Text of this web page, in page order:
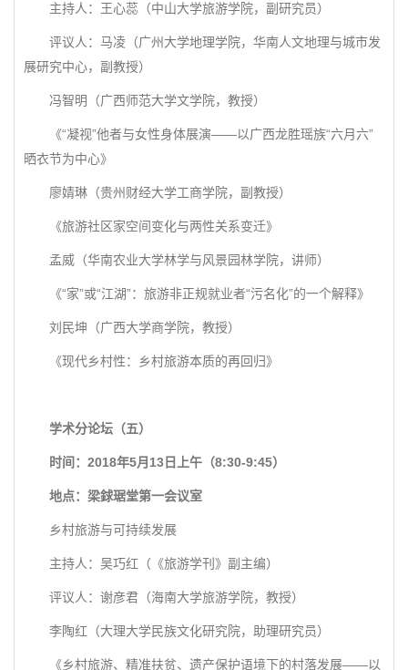
主持人：王心蕊（中山大学旅游学院，副研究员）
评议人：马凌（广州大学地理学院，华南人文地理与城市发
展研究中心，副教授）
冯智明（广西师范大学文学院，教授）
《“凝视”他者与女性身体展演——以广西龙胜瑶族“六月六”
晒衣节为中心》
廖婧琳（贵州财经大学工商学院，副教授）
《旅游社区家空间变化与两性关系变迁》
孟威（华南农业大学林学与风景园林学院，讲师）
《“家”或“江湖”：旅游非正规就业者“污名化”的一个解释》
刘民坤（广西大学商学院，教授）
《现代乡村性：乡村旅游本质的再回归》
学术分论坛（五）
时间：2018年5月13日上午（8:30-9:45）
地点：梁銶琚堂第一会议室
乡村旅游与可持续发展
主持人：吴巧红（《旅游学刊》副主编）
评议人：谢彦君（海南大学旅游学院，教授）
李陶红（大理大学民族文化研究院，助理研究员）
《乡村旅游、精准扶贫、遗产保护语境下的村落发展——以